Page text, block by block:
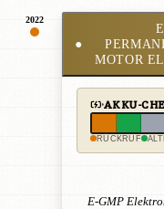
2022
●
MOTOR
AKKU-
RÜCKRUF
E-GMP